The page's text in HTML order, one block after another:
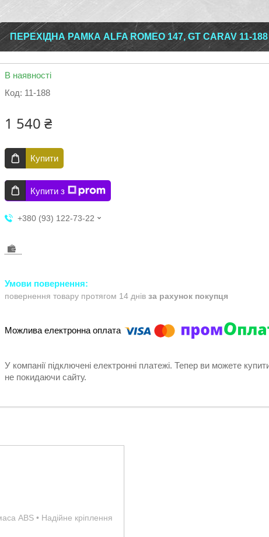
ПЕРЕХІДНА РАМКА ALFA ROMEO 147, GT CARAV 11-188
В наявності
Код: 11-188
1 540 ₴
Купити
Купити з
+380 (93) 122-73-22
повернення товару протягом 14 днів за рахунок покупця
У компанії підключені електронні платежі. Тепер ви можете
не покидаючи сайту.
ABS • Надійне кріплення